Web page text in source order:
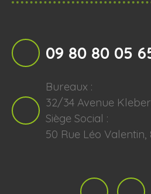
09 80 80 05
Bureaux :
32/34 Avenue
Siège Social :
50 Rue Léo